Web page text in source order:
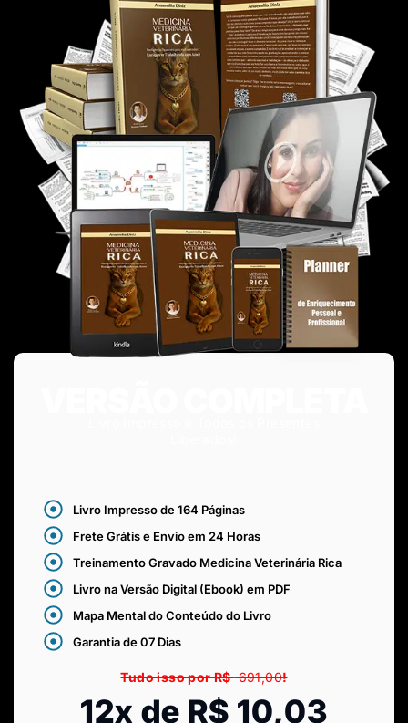
Livro Impresso de 164 Páginas
Frete Grátis e Envio em 24 Horas
Treinamento Gravado Medicina Veterinária Rica
Livro na Versão Digital (Ebook) em PDF
Mapa Mental do Conteúdo do Livro
Garantia de 07 Dias
Tudo isso por R$691,00!
12x de R$ 10,03